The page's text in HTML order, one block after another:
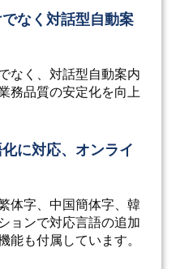
なく対話型自動案
なく、対話型自動案内
務品質の安定化を向上
に対応、オンライ
体字、中国簡体字、韓
ョンで対応言語の追加
能も付属しています。